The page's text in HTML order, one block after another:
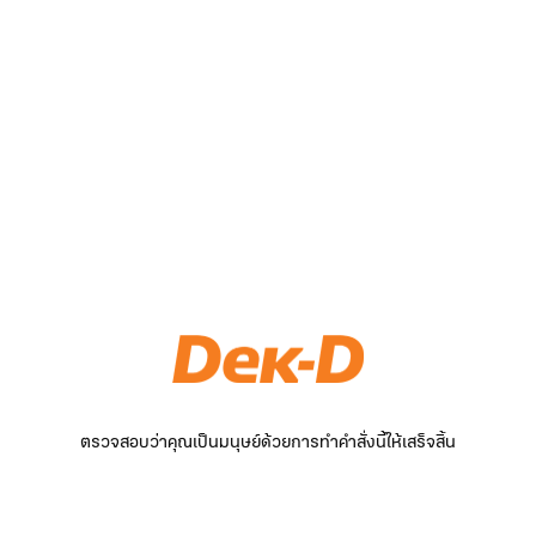
ตรวจสอบว่าคุณเป็นมนุษย์ด้วยการทำคำสั่งนี้ให้เสร็จสิ้น